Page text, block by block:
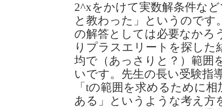
2^xをかけて実数解条件な
と教わった」というのです
の解答としては必要なかろ
りプラスエリートを探した
均で（あっさりと？）範囲
いです。先生の長い受験指
「tの範囲を求めるために
ある」というような考え方